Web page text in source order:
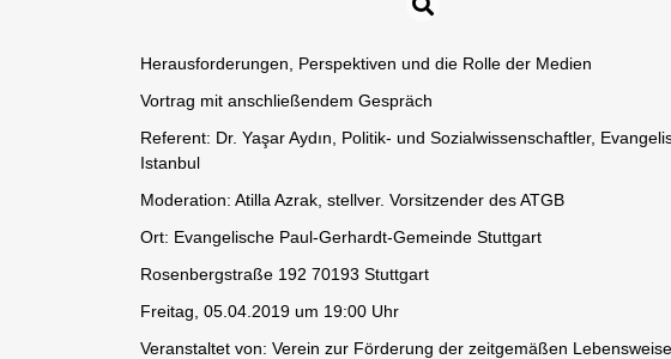
Herausforderungen, Perspektiven und die Rolle der Medien
Vortrag mit anschließendem Gespräch
Referent: Dr. Yaşar Aydın, Politik- und Sozialwissenschaftler,
Istanbul
Moderation: Atilla Azrak, stellver. Vorsitzender des ATGB
Ort: Evangelische Paul-Gerhardt-Gemeinde Stuttgart
Rosenbergstraße 192 70193 Stuttgart
Freitag, 05.04.2019 um 19:00 Uhr
Veranstaltet von: Verein zur Förderung der zeitgemäßen